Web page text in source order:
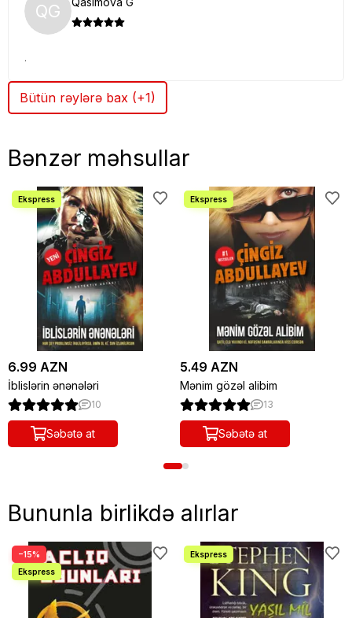
QG
.
Bütün rəylərə bax (+1)
Bənzər məhsullar
6.99 AZN
İblislərin ənənələri
10
Səbətə at
5.49 AZN
Mənim gözəl alibim
13
Səbətə at
Bununla birlikdə alırlar
−15%